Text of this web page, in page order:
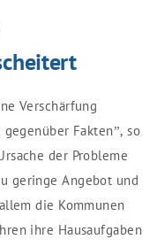
Verschärfung
Fakten”, so
der Probleme
geringe Angebot und
die Kommunen
ihre Hausaufgaben